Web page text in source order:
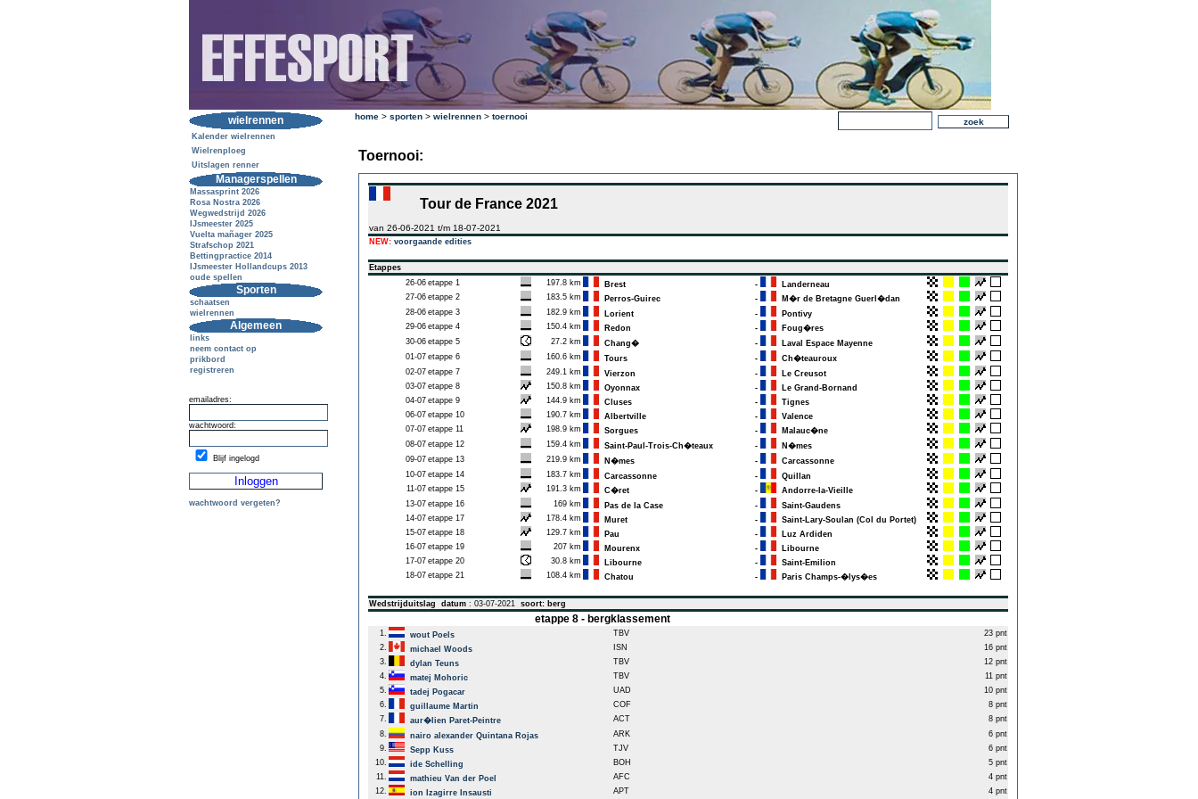
wielrennen
Kalender wielrennen
Wielrenploeg
Uitslagen renner
Managerspellen
Massasprint 2026
Rosa Nostra 2026
Wegwedstrijd 2026
IJsmeester 2025
Vuelta mañager 2025
Strafschop 2021
Bettingpractice 2014
IJsmeester Hollandcups 2013
oude spellen
Sporten
schaatsen
wielrennen
Algemeen
links
neem contact op
prikbord
registreren
emailadres:
wachtwoord:
Blijf ingelogd
wachtwoord vergeten?
home > sporten > wielrennen > toernooi
Toernooi:
Tour de France 2021
van 26-06-2021 t/m 18-07-2021
NEW: voorgaande edities
Etappes
26-06 etappe 1 197.8 km Brest -
Landerneau
27-06 etappe 2 183.5 km Perros-Guirec -
M�r de Bretagne Guerl�dan
28-06 etappe 3 182.9 km Lorient -
Pontivy
29-06 etappe 4 150.4 km Redon -
Foug�res
30-06 etappe 5 27.2 km Chang� -
Laval Espace Mayenne
01-07 etappe 6 160.6 km Tours -
Ch�teauroux
02-07 etappe 7 249.1 km Vierzon -
Le Creusot
03-07 etappe 8 150.8 km Oyonnax -
Le Grand-Bornand
04-07 etappe 9 144.9 km Cluses -
Tignes
06-07 etappe 10 190.7 km Albertville -
Valence
07-07 etappe 11 198.9 km Sorgues -
Malauc�ne
08-07 etappe 12 159.4 km Saint-Paul-Trois-Ch�teaux -
N�mes
09-07 etappe 13 219.9 km N�mes -
Carcassonne
10-07 etappe 14 183.7 km Carcassonne -
Quillan
11-07 etappe 15 191.3 km C�ret -
Andorre-la-Vieille
13-07 etappe 16 169 km Pas de la Case -
Saint-Gaudens
14-07 etappe 17 178.4 km Muret -
Saint-Lary-Soulan (Col du Portet)
15-07 etappe 18 129.7 km Pau -
Luz Ardiden
16-07 etappe 19 207 km Mourenx -
Libourne
17-07 etappe 20 30.8 km Libourne -
Saint-Emilion
18-07 etappe 21 108.4 km Chatou - Paris Champs-�lys�es
Wedstrijduitslag datum : 03-07-2021 soort: berg
etappe 8 - bergklassement
1. wout Poels TBV
23 pnt
2.
michael Woods ISN
16 pnt
3.
dylan Teuns TBV
12 pnt
4.
matej Mohoric TBV
11 pnt
5.
tadej Pogacar UAD
10 pnt
6.
guillaume Martin COF
8 pnt
7.
aur�lien Paret-Peintre ACT
8 pnt
8.
nairo alexander Quintana Rojas ARK
6 pnt
9.
Sepp Kuss TJV
6 pnt
10.
ide Schelling BOH
5 pnt
11.
mathieu Van der Poel AFC
4 pnt
12.
ion Izagirre Insausti APT 4 pnt